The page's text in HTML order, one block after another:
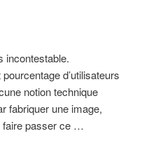
incontestable.
d’utilisateurs
notion technique
fabriquer une image,
faire passer ce …